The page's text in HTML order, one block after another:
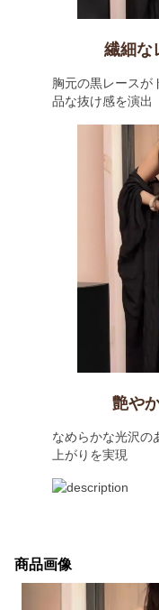
繊細な
胸元の黒レースが
品な抜け感を演出
艶や
なめらかな光沢の
上がりを実現
商品画像